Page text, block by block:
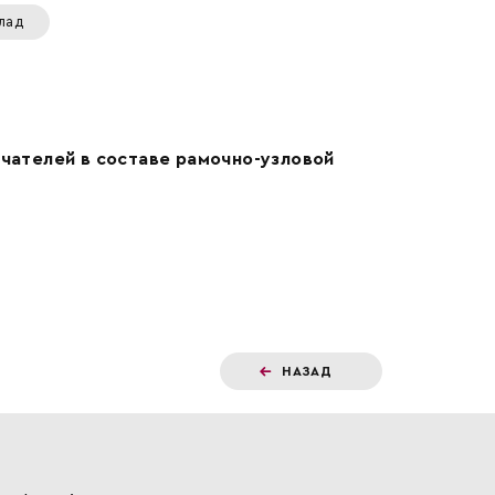
в составе рамочно-узловой
НАЗАД